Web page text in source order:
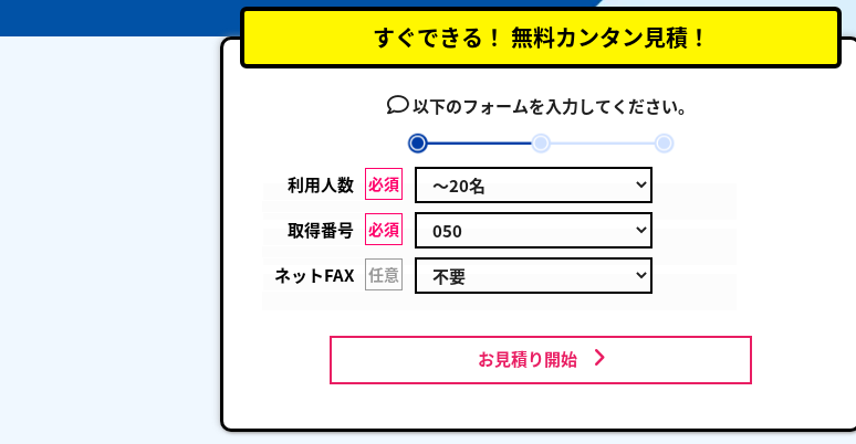
すぐできる！ 無料カンタン見積！
以下のフォームを入力してください。
利用人数 必須
取得番号 必須
ネットFAX 任意
お見積り開始